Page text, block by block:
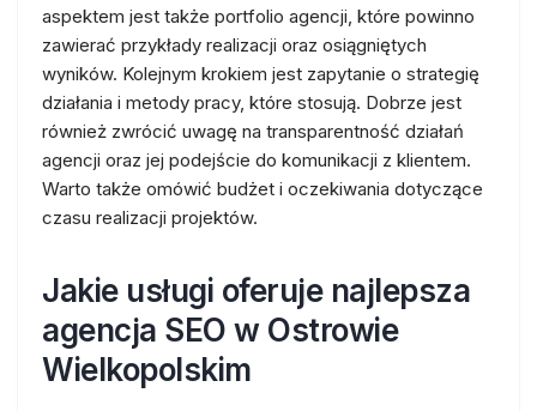
aspektem jest także portfolio agencji, które powinno
zawierać przykłady realizacji oraz osiągniętych
wyników. Kolejnym krokiem jest zapytanie o strategię
działania i metody pracy, które stosują. Dobrze jest
również zwrócić uwagę na transparentność działań
agencji oraz jej podejście do komunikacji z klientem.
Warto także omówić budżet i oczekiwania dotyczące
czasu realizacji projektów.
Jakie usługi oferuje najlepsza
agencja SEO w Ostrowie
Wielkopolskim